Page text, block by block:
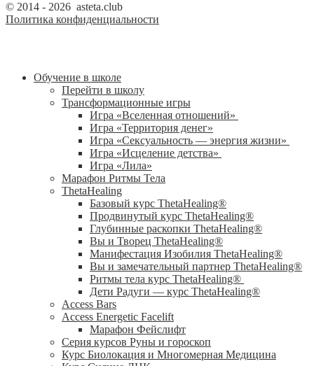
© 2014 - 2026 asteta.club
Политика конфиденциальности
Обучение в школе
Перейти в школу
Трансформационные игры
Игра «Вселенная отношений»
Игра «Территория денег»
Игра «Сексуальность — энергия жизни»
Игра «Исцеление детства»
Игра «Лила»
Марафон Ритмы Тела
ThetaHealing
Базовый курс ThetaHealing®
Продвинутый курс ThetaHealing®
Глубинные раскопки ThetaHealing®
Вы и Творец ThetaHealing®
Манифестация Изобилия ThetaHealing®
Вы и замечательный партнер ThetaHealing®
Ритмы тела курс ThetaHealing®
Дети Радуги — курс ThetaHealing®
Access Bars
Access Energetic Facelift
Марафон Фейслифт
Серия курсов Руны и гороскоп
Курс Биолокация и Многомерная Медицина